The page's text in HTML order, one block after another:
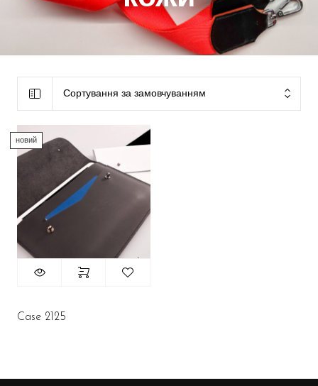
Сортування за замовчуванням
новий
Case 2125